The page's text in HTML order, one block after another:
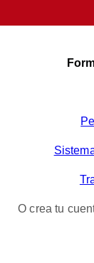
O crea tu